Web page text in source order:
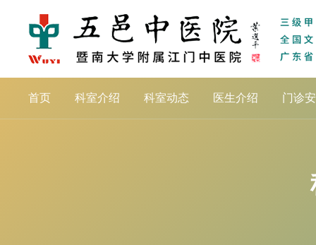
首页 科室介绍 科室动态 医生介绍 门诊